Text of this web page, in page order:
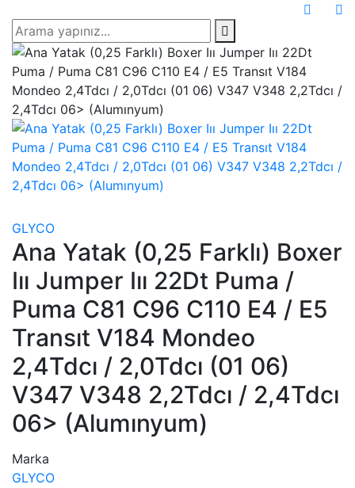
GLYCO
Ana Yatak (0,25 Farklı) Boxer
Iıı Jumper Iıı 22Dt Puma /
Puma C81 C96 C110 E4 / E5
Transıt V184 Mondeo
2,4Tdcı / 2,0Tdcı (01 06)
V347 V348 2,2Tdcı / 2,4Tdcı
06> (Alumınyum)
Marka
GLYCO